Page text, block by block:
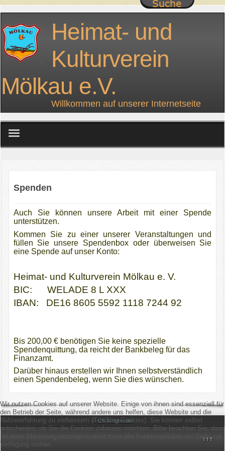
Heimat- und
Kulturverein
Mölkau e.V.
Willkommen auf unserer Internetseite
Bibliothek
Bildergalerie
Archiv
Impressum
Sponsoren
Spenden
Auch Sie können unsere Arbeit mit einer Spende
unterstützen.
Kommen Sie zu einer unserer Veranstaltungen und
füllen Sie unsere Spendenbox oder überweisen Sie
eine Spende auf unser Konto:
Heimat- und Kulturverein Mölkau e. V.
BIC: WELADE 8 L XXX
IBAN: DE16 8605 5592 1118 7244 92
Bis 200,00 € benötigen Sie keine spezielle
Spendenquittung, da reicht der Bankbeleg für das
Finanzamt.
Darüber hinaus erstellen wir Ihnen selbstverständlich
einen Spendenbeleg, wenn Sie dies wünschen.
© CS-Reuter.de
↑↑↑
Wir nutzen Cookies auf unserer Website. Einige von ihnen sind essenziell für
den Betrieb der Seite, während andere uns helfen, diese Website und die
Nutzererfahrung zu verbessern (Tracking Cookies). Sie können selbst
entscheiden, ob Sie die Cookies zulassen möchten. Bitte beachten Sie, dass
bei einer Ablehnung womöglich nicht mehr alle Funktionalitäten der Seite zur
Verfügung stehen.